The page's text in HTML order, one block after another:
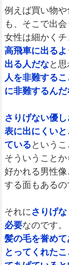
例えば買い物
も、そこで出
女性は細かくチ
高飛車に出る
出る人だなと思
人を非難する
に非難するん
さりげない優
表に出にくい
ている というこ
そういうこと
好かれる男性
する面もあるの
それにさりげ
必要なのです。
髪の毛を誉め
とってくれた